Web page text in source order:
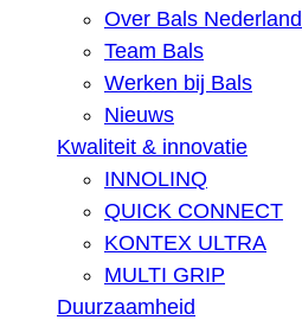
Over Bals Nederland
Team Bals
Werken bij Bals
Nieuws
Kwaliteit & innovatie
INNOLINQ
QUICK CONNECT
KONTEX ULTRA
MULTI GRIP
Duurzaamheid